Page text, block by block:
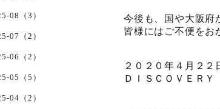
今後も、国や大阪府
皆様にはご不便をお
２０２０年４月２２
ＤＩＳＣＯＶＥＲ
08（3）
07（2）
06（2）
05（5）
04（2）